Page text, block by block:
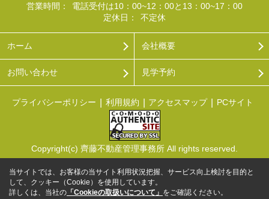
営業時間：
電話受付は10：00~12：00と13：00~17：00
定休日：
不定休
ホーム 会社概要
お問い合わせ 見学予約
プライバシーポリシー 利用規約 アクセスマップ PCサイト
Copyright(c) 齊藤不動産管理事務所 All rights reserved.
当サイトでは、お客様の当サイト利用状況把握、サービス向上検討を目的と
して、クッキー（Cookie）を使用しています。
詳しくは、当社の 「Cookieの取扱いについて」 をご確認ください。